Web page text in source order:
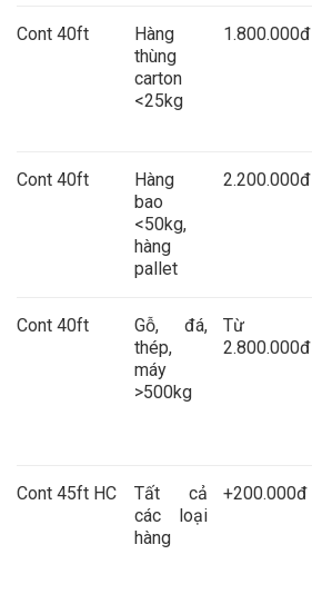
Cont 40ft
Hàng
thùng
carton
<25kg
1.800.000đ
Cont 40ft
Hàng
bao
<50kg,
hàng
pallet
2.200.000đ
Cont 40ft
Gỗ, đá,
thép,
máy
>500kg
Từ
2.800.000đ
Cont 45ft HC
Tất cả
các loại
hàng
+200.000đ